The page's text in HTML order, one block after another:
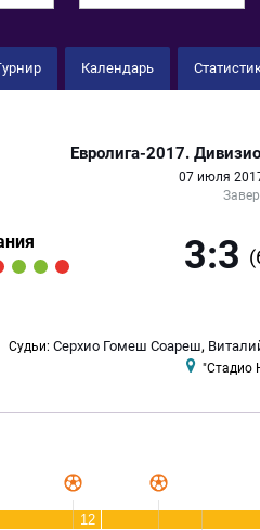
Календарь
Евролига-2017.
07 июля
3:3
Судьи: Серхио Гомеш Соареш,
"Стадио
12